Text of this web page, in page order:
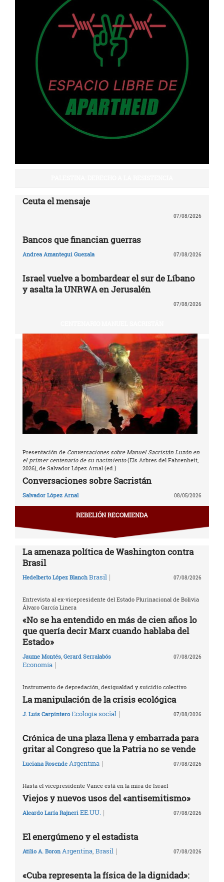
Ceuta el mensaje
07/08/2026
Bancos que financian guerras
Andrea Amantegui Guezala 07/08/2026
Israel vuelve a bombardear el sur de Líbano
y asalta la UNRWA en Jerusalén
07/08/2026
Presentación de Conversaciones sobre Manuel Sacristán Luzón en
el primer centenario de su nacimiento(Els Arbres del Fahrenheit,
2026), de Salvador López Arnal (ed.)
Conversaciones sobre Sacristán
Salvador López Arnal 08/05/2026
REBELIÓN RECOMIENDA
La amenaza política de Washington contra
Brasil
Hedelberto López Blanch Brasil | 07/08/2026
Entrevista al ex-vicepresidente del Estado Plurinacional de Bolivia
Álvaro García Linera
«No se ha entendido en más de cien años lo
que quería decir Marx cuando hablaba del
Estado»
Jaume Montés, Gerard Serralabós
Economía |
07/08/2026
Instrumento de depredación, desigualdad y suicidio colectivo
La manipulación de la crisis ecológica
J. Luis Carpintero Ecología social | 07/08/2026
Crónica de una plaza llena y embarrada para
gritar al Congreso que la Patria no se vende
Luciana Rosende Argentina | 07/08/2026
Hasta el vicepresidente Vance está en la mira de Israel
Viejos y nuevos usos del «antisemitismo»
Aleardo Laría Rajneri EE.UU. | 07/08/2026
El energúmeno y el estadista
Atilio A. Boron Argentina, Brasil | 07/08/2026
«Cuba representa la física de la dignidad»: